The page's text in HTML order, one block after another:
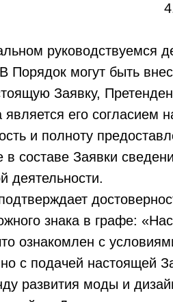
руководствуемся
Порядок могут быть
Заявку,
является его согласием
и полноту
в составе Заявки
деятельности.
знака в графе:
ознакомлен с
с подачей настоящей
развития моды и